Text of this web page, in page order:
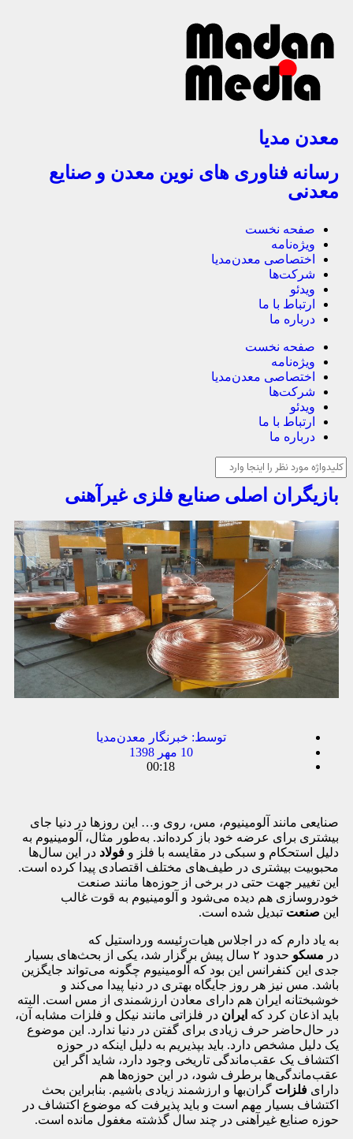
معدن مدیا
رسانه فناوری های نوین معدن و صنایع
معدنی
صفحه نخست
ویژه‌نامه
اختصاصی معدن‌مدیا
شرکت‌ها
ویدئو
ارتباط با ما
درباره ما
صفحه نخست
ویژه‌نامه
اختصاصی معدن‌مدیا
شرکت‌ها
ویدئو
ارتباط با ما
درباره ما
بازیگران اصلی صنایع فلزی غیرآهنی
توسط: خبرنگار معدن‌مدیا
10 مهر 1398
00:18
صنایعی مانند آلومینیوم، مس، روی و… این روزها در دنیا جای
بیشتری برای عرضه خود باز کرده‌اند. به‌طور مثال، آلومینیوم به
دلیل استحکام و سبکی در مقایسه با فلز و فولاد در این سال‌ها
محبوبیت بیشتری در طیف‌های مختلف اقتصادی پیدا کرده است.
این تغییر جهت حتی در برخی از حوزه‌ها مانند صنعت
خودروسازی هم دیده می‌شود و آلومینیوم به قوت غالب
این صنعت تبدیل شده است.
به یاد دارم که در اجلاس هیات‌رئیسه ورد‌استیل که
در مسکو
حدود ۲ سال پیش برگزار شد، یکی از بحث‌های بسیار
جدی این کنفرانس این بود که آلومینیوم چگونه می‌تواند جایگزین
باشد. مس نیز هر روز جایگاه بهتری در دنیا پیدا می‌کند و
خوشبختانه ایران هم دارای معادن ارزشمندی از مس است. البته
باید اذعان کرد که ایران در فلزاتی مانند نیکل و فلزات مشابه آن،
در حال‌حاضر حرف زیادی برای گفتن در دنیا ندارد. این موضوع
یک دلیل مشخص دارد. باید بپذیریم به دلیل اینکه در حوزه
اکتشاف یک عقب‌ماندگی تاریخی وجود دارد، شاید اگر این
عقب‌ماندگی‌ها برطرف شود، در این حوزه‌ها هم
دارای فلزات گران‌بها و ارزشمند زیادی باشیم. بنابراین بحث
اکتشاف بسیار مهم است و باید پذیرفت که موضوع اکتشاف در
حوزه صنایع غیرآهنی در چند سال گذشته مغفول مانده است.